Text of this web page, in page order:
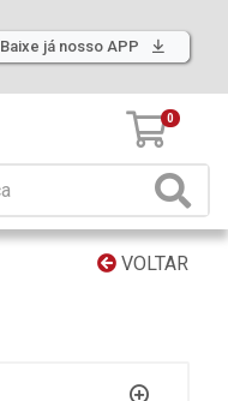
Baixe já nosso APP
0
VOLTAR